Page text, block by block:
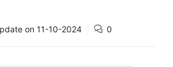
on 11-10-2024 0